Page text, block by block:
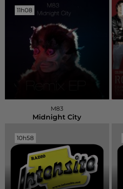
11h08
11h08
M83
Midnight City
10h58
10h58